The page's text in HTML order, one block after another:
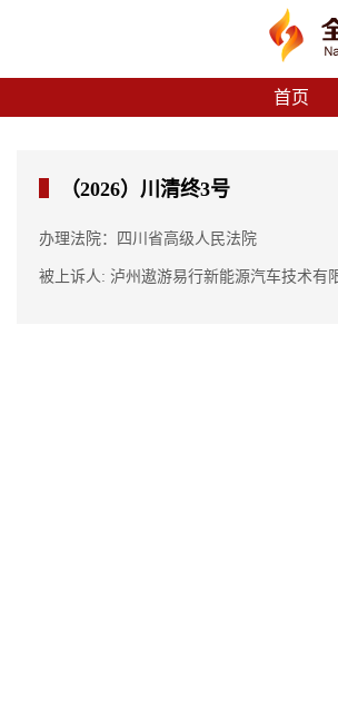
首页
（2026）川清终3号
办理法院：四川省高级人民法院
被上诉人: 泸州遨游易行新能源汽车技术有